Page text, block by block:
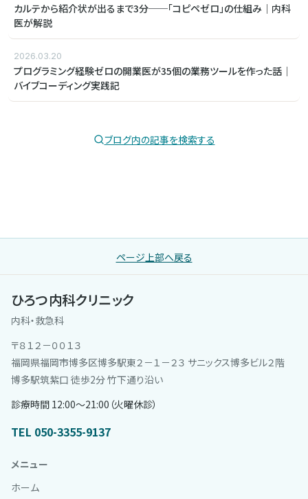
カルテから紹介状が出るまで3分──「コピペゼロ」の仕組み｜内科
医が解説
2026.03.20
プログラミング経験ゼロの開業医が35個の業務ツールを作った話｜
バイブコーディング実践記
ブログ内の記事を検索する
ページ上部へ戻る
ひろつ内科クリニック
内科・救急科
〒８１２－００１３
福岡県福岡市博多区博多駅東２－１－２３ サニックス博多ビル２階
博多駅筑紫口 徒歩2分 竹下通り沿い
診療時間 12:00〜21:00（火曜休診）
TEL 050-3355-9137
メニュー
ホーム